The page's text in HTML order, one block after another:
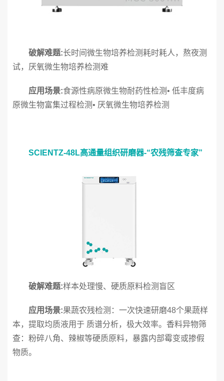
破解难题‍‍‍:长时间微生物培养检测耗时耗人，熬夜测
试，厌氧微生物培养检测难
应用场景:食源性病原微生物耐药性检测• 低丰度病
原微生物富集过程检测• 厌氧微生物培养检测
SCIENTZ-48L高通量组织研磨器-“农残筛查专家”
破解难题‍‍‍‍‍‍:样本处理慢、硬质原料检测盲区
应用场景:果蔬农残检测：一次快速研磨48个果蔬样
本，提取均质液用于 质谱分析，极大效率。香料异物筛
查：粉碎八角、辣椒等硬质原料，暴露内部霉变或掺假
物质。